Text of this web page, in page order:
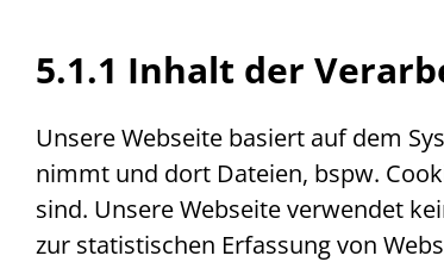
5.1.1 Inhalt der
Unsere Webseite basiert auf dem
nimmt und dort Dateien, bspw.
sind. Unsere Webseite verwendet
zur statistischen Erfassung von